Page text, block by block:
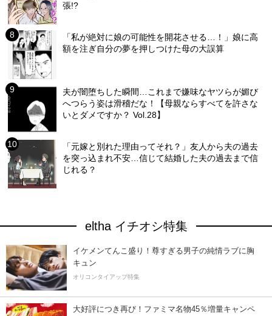
張!?
「私が絶対に娘の可能性を開花させる…！」娘に高
額を注ぎ自分の夢を押しつけた母の大誤算
夫が闇堕ちした瞬間…これまで嫌味なヤツらが媚び
へつらう姿は滑稽だな！【母親ならすべてを許さな
いとダメですか？ Vol.28】
「元嫁と別れた理由ってそれ？」友人から夫の過去
を突っ込まれ不安…信じて結婚した夫の過去まで信
じれる？
eltha イチオシ特集
イケメンてんこ盛り！尊すぎる男子の純情ラブに胸
キュン
オリコンタイアップ特集
大好評につき再び！ファミマ名物45％増量キャンペ